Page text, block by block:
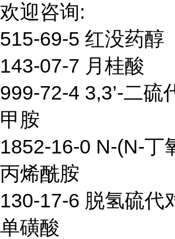
欢迎咨询:
515-69-5 红没药醇
143-07-7 月桂酸
999-72-4 3,3’-二硫
甲胺
1852-16-0 N-(N-丁
丙烯酰胺
130-17-6 脱氢硫代
单磺酸